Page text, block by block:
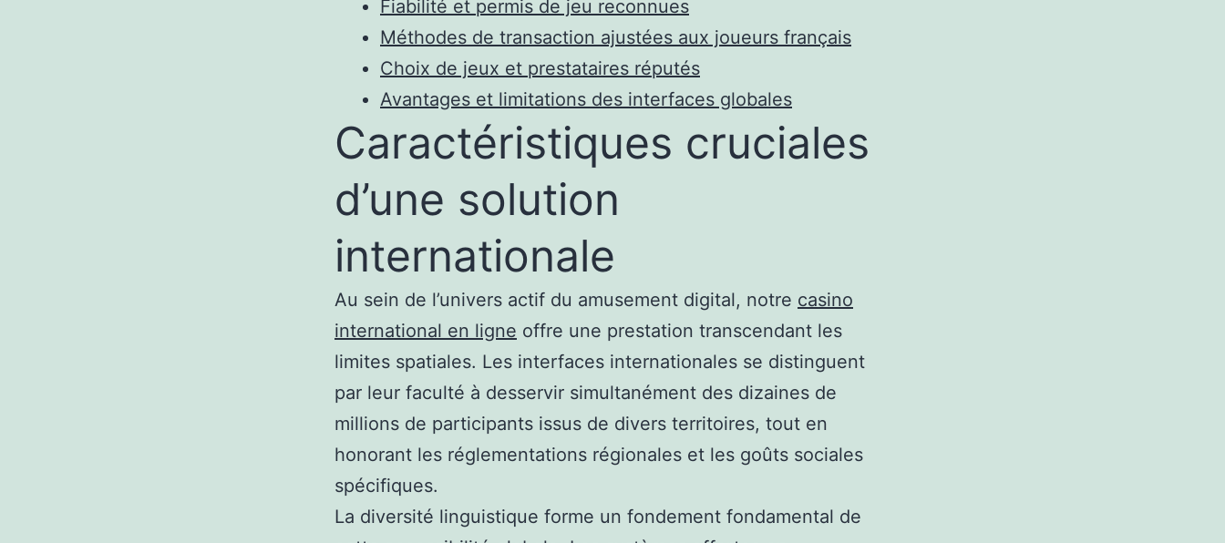
Fiabilité et permis de jeu reconnues
Méthodes de transaction ajustées aux joueurs français
Choix de jeux et prestataires réputés
Avantages et limitations des interfaces globales
Caractéristiques cruciales
d’une solution
internationale
Au sein de l’univers actif du amusement digital, notre casino
international en ligne offre une prestation transcendant les
limites spatiales. Les interfaces internationales se distinguent
par leur faculté à desservir simultanément des dizaines de
millions de participants issus de divers territoires, tout en
honorant les réglementations régionales et les goûts sociales
spécifiques.
La diversité linguistique forme un fondement fondamental de